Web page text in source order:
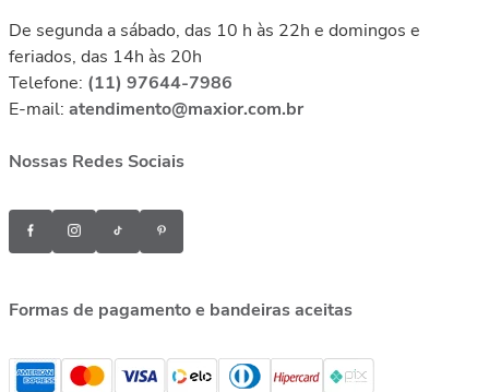
De segunda a sábado, das 10 h às 22h e domingos e
feriados, das 14h às 20h
Telefone: (11) 97644-7986
E-mail: atendimento@maxior.com.br
Nossas Redes Sociais
Formas de pagamento e bandeiras aceitas